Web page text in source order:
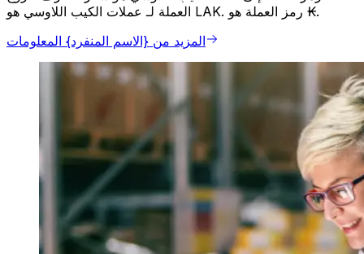
العملة لـ عملات الكيب اللاوسي هو LAK. رمز العملة هو ₭.
المزيد من {الاسم المنفرد} المعلومات